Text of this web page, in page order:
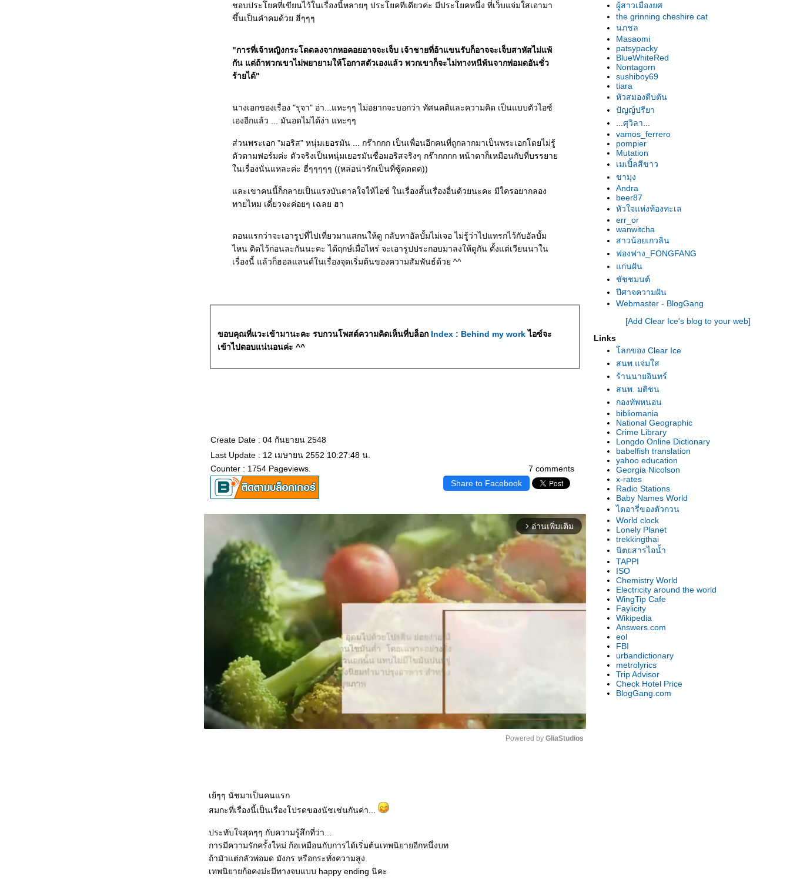
ชอบประโยคที่เขียนไว้ในเรื่องนี้หลายๆ ประโยคทีเดียวค่ะ มีประโยคหนึ่ง ที่เว็บแจ่มใสเอามา
ขึ้นเป็นคำคมด้วย ฮี่ๆๆๆ
"การที่เจ้าหญิงกระโดดลงจากหอคอยอาจจะเจ็บ เจ้าชายที่อ้าแขนรับก็อาจจะเจ็บสาหัสไม่แพ้
กัน แต่ถ้าพวกเขาไม่พยายามให้โอกาสตัวเองแล้ว พวกเขาก็จะไม่ทางหนีพ้นจากพ่อมดอันชั่ว
ร้ายได้"
นางเอกของเรื่อง "รุจา" อ่า...แหะๆๆ ไม่อยากจะบอกว่า ทัศนคติและความคิด เป็นแบบตัวไอซ์
เองอีกแล้ว ... มันอดไม่ได้ง่า แหะๆๆ
ส่วนพระเอก "มอริส" หนุ่มเยอรมัน ... กร๊ากกก เป็นเพื่อนอีกคนที่ถูกลากมาเป็นพระเอกโดยไม่รู้
ตัวตามฟอร์มค่ะ ตัวจริงเป็นหนุ่มเยอรมันชื่อมอริสจริงๆ กร๊ากกกก หน้าตาก็เหมือนกับที่บรรยา
นเรื่องนั่นแหละค่ะ ฮี่ๆๆๆๆๆ ((หล่อน่ารักเป็นที่ซู้ดดดด))
ละเขาคนนี้ก็กลายเป็นแรงบันดาลใจให้ไอซ์ ในเรื่องสั้นเรื่องอื่นด้วยนะคะ มีใครอยากลอง
ทายไหม เดี๋ยวจะค่อยๆ เฉลย ฮา
ตอนแรกว่าจะเอารูปที่ไปเที่ยวมาแสกนให้ดู กลับหาอัลบั้มไม่เจอ ไม่รู้ว่าไปแทรกไว้กับอัลบั้ม
ไหน ติดไว้ก่อนละกันนะคะ ได้ฤกษ์เมื่อไหร่ จะเอารูปประกอบมาลงให้ดูกัน ตั้งแต่เวียนนาใน
เรื่องนี้ แล้วก็ฮอลแลนด์ในเรื่องจุดเริ่มต้นของความสัมพันธ์ด้วย ^^
ขอบคุณที่แวะเข้ามานะคะ รบกวนโพสต์ความคิดเห็นที่บล็อก Index : Behind my workไอซ์จะ
เข้าไปตอบแน่นอนค่ะ ^^
Create Date : 04 กันยายน 2548
7 comments
Last Update : 12 เมษายน 2552 10:27:48 น.
Counter : 1754 Pageviews.
Share to Facebook
arrow_forward_ios อ่านเพิ่มเติม
Powered by GliaStudios
เย้ๆๆ นัชมาเป็นคนแรก
สมกะที่เรื่องนี้เป็นเรื่องโปรดของนัชเช่นกันค่า...
ประทับใจสุดๆๆ กับความรู้สึกที่ว่า...
การมีความรักครั้งใหม่ ก้อเหมือนกับการได้เริ่มต้นเทพนิยายอีกหนึ่งบท
ถ้ามัวแต่กลัวพ่อมด มังกร หรือกระทั่งความสูง
เทพนิยายก้อคงม่ะมีทางจบแบบ happy ending นิคะ
ผู้สาวเมืองยศ
the grinning cheshire cat
นภชล
Masaomi
patsypacky
BlueWhiteRed
Nontagorn
sushiboy69
tiara
หัวสมองตีบตัน
ปัญญ์ปรียา
...ศุวิลา...
vamos_ferrero
pompier
Mutation
เมเปิ้ลสีขาว
ขามุง
Andra
beer87
หัวใจแห่งท้องทะเล
err_or
wanwitcha
สาวน้อยเกวลิน
ฟองฟาง_FONGFANG
ก่นฝัน
ชัชชมนต์
ปีศาจความฝัน
Webmaster - BlogGang
[Add Clear Ice's blog to your web]
Links
ลกของ Clear Ice
สนพ.แจ่มใส
ร้านนายอินทร์
สนพ. มติชน
กองทัพหนอน
bibliomania
National Geographic
Crime Library
Longdo Online Dictionary
babelfish translation
yahoo education
Georgia Nicolson
x-rates
Radio Stations
Baby Names World
ไดอารี่ของตัวกวน
World clock
Lonely Planet
trekkingthai
นิตยสารไอน้ำ
TAPPI
ISO
Chemistry World
Electricity around the world
WingTip Cafe
Faylicity
Wikipedia
Answers.com
eol
FBI
urbandictionary
metrolyrics
Trip Advisor
Check Hotel Price
BlogGang.com